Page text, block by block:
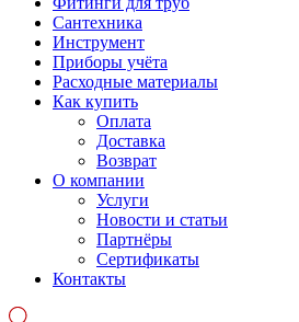
Сантехника
Инструмент
Приборы учёта
Расходные материалы
Как купить
Оплата
Доставка
Возврат
О компании
Услуги
Новости и статьи
Партнёры
Сертификаты
Контакты